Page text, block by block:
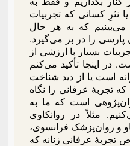
نثرِ کسانی که تجربیات
می‌بینیم که به هر حال
پارسی را در بر می‌گیرد.
بسیار با ارزشی از
در اینجا تأکید می‌کنم
است یا از دید شناخت
عرفانی را نگاه
است که ما به
مثلاً در روانکاوی
و روان‌پزشک فرانسوی،
تجربۀ عرفانی زنانه که